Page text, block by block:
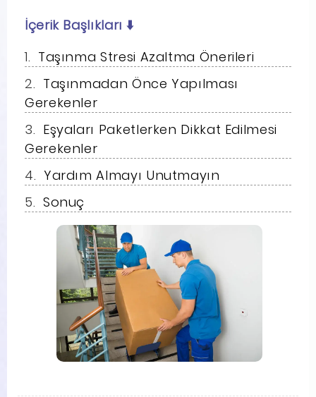
İçerik Başlıkları ⬇️
Taşınma Stresi Azaltma Önerileri
Taşınmadan Önce Yapılması
Gerekenler
Eşyaları Paketlerken Dikkat Edilmesi
Gerekenler
Yardım Almayı Unutmayın
Sonuç